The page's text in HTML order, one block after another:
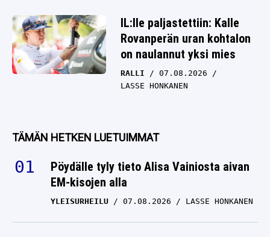
IL:lle paljastettiin: Kalle
Rovanperän uran kohtalon
on naulannut yksi mies
RALLI
07.08.2026
LASSE HONKANEN
TÄMÄN HETKEN LUETUIMMAT
Pöydälle tyly tieto Alisa Vainiosta aivan
EM-kisojen alla
YLEISURHEILU 07.08.2026 LASSE HONKANEN